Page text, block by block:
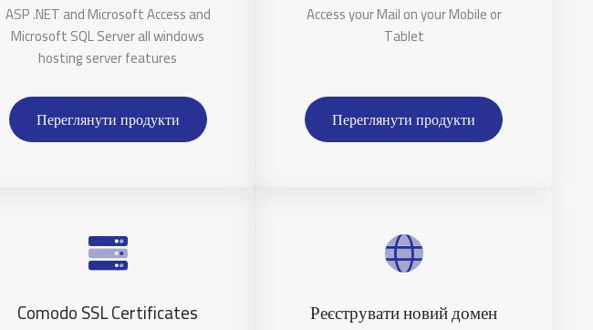
ASP .NET and Microsoft Access and
Microsoft SQL Server all windows
hosting server features
Переглянути продукти
Access your Mail on your Mobile or
Tablet
Переглянути продукти
Comodo SSL Certificates Реєструвати новий домен